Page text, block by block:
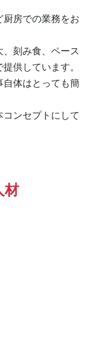
房での業務をお
刻み食、ペース
供しています。
体はとっても簡
ンセプトにして
材